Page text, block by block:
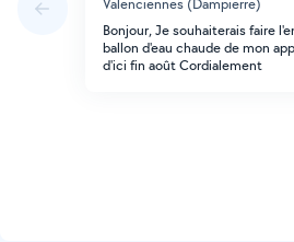
Valenciennes (Dampierre)
Bonjour, Je souhaiterais faire
ballon d'eau chaude de mon
d'ici fin août Cordialement